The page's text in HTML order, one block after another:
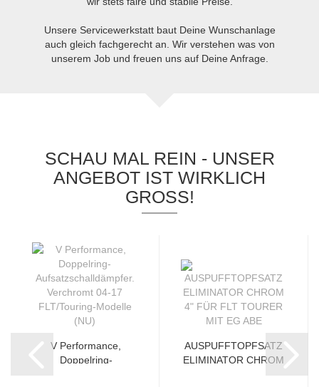
Unsere Servicewerkstatt baut Deine Wunschanlage
auch gleich fachgerecht an. Wir verstehen was von
unserem Job und freuen uns auf Deine Anfrage.
SCHAU MAL REIN - UNSER
ANGEBOT IST WIRKLICH
GROSS!
V Performance,
Doppelring-
AUSPUFFTOPFSATZ
ELIMINATOR CHROM